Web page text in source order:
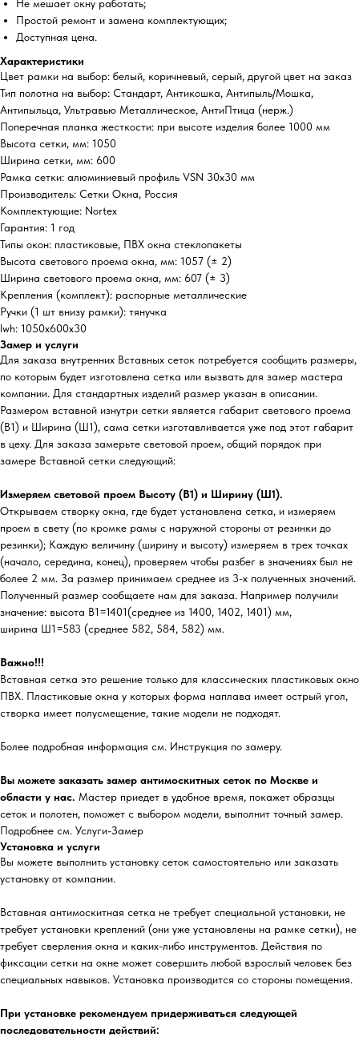
Не мешает окну работать;
Простой ремонт и замена комплектующих;
Доступная цена.
Характеристики
Цвет рамки на выбор: белый, коричневый, серый, другой цвет на заказ
Тип полотна на выбор: Стандарт, Антикошка, Антипыль/Мошка,
Антипыльца, Ультравью Металлическое, АнтиПтица (нерж.)
Поперечная планка жесткости: при высоте изделия более 1000 мм
Высота сетки, мм: 1050
Ширина сетки, мм: 600
Рамка сетки: алюминиевый профиль VSN 30х30 мм
Производитель: Сетки Окна, Россия
Комплектующие: Nortex
Гарантия: 1 год
Типы окон: пластиковые, ПВХ окна стеклопакеты
Высота светового проема окна, мм: 1057 (± 2)
Ширина светового проема окна, мм: 607 (± 3)
Крепления (комплект): распорные металлические
Ручки (1 шт внизу рамки): тянучка
lwh: 1050x600x30
Замер и услуги
Для заказа внутренних Вставных сеток потребуется сообщить размеры,
по которым будет изготовлена сетка или вызвать для замер мастера
компании. Для стандартных изделий размер указан в описании.
Размером вставной изнутри сетки является габарит светового проема
(В1) и Ширина (Ш1), сама сетки изготавливается уже под этот габарит
в цеху. Для заказа замерьте световой проем, общий порядок при
замере Вставной сетки следующий:
Измеряем световой проем Высоту (В1) и Ширину (Ш1).
Открываем створку окна, где будет установлена сетка, и измеряем
проем в свету (по кромке рамы с наружной стороны от резинки до
резинки); Каждую величину (ширину и высоту) измеряем в трех точках
(начало, середина, конец), проверяем чтобы разбег в значениях был не
более 2 мм. За размер принимаем среднее из 3-х полученных значений.
Полученный размер сообщаете нам для заказа. Например получили
значение: высота В1=1401(среднее из 1400, 1402, 1401) мм,
ширина Ш1=583 (среднее 582, 584, 582) мм.
Важно!!!
Вставная сетка это решение только для классических пластиковых окно
ПВХ. Пластиковые окна у которых форма наплава имеет острый угол,
створка имеет полусмещение, такие модели не подходят.
Более подробная информация см. Инструкция по замеру.
Вы можете заказать замер антимоскитных сеток по Москве и
области у нас. Мастер приедет в удобное время, покажет образцы
сеток и полотен, поможет с выбором модели, выполнит точный замер.
Подробнее см. Услуги-Замер
Установка и услуги
Вы можете выполнить установку сеток самостоятельно или заказать
установку от компании.
Вставная антимоскитная сетка не требует специальной установки, не
требует установки креплений (они уже установлены на рамке сетки), не
требует сверления окна и каких-либо инструментов. Действия по
фиксации сетки на окне может совершить любой взрослый человек без
специальных навыков. Установка производится со стороны помещения.
При установке рекомендуем придерживаться следующей
последовательности действий: